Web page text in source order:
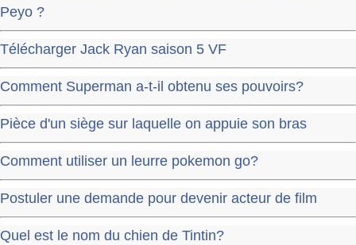
Peyo ?
Télécharger Jack Ryan saison 5 VF
Comment Superman a-t-il obtenu ses pouvoirs?
Pièce d'un siège sur laquelle on appuie son bras
Comment utiliser un leurre pokemon go?
Postuler une demande pour devenir acteur de film
Quel est le nom du chien de Tintin?